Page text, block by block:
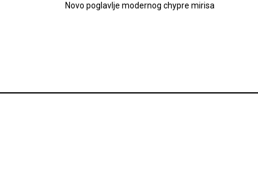
Novo poglavlje modernog chypre mirisa